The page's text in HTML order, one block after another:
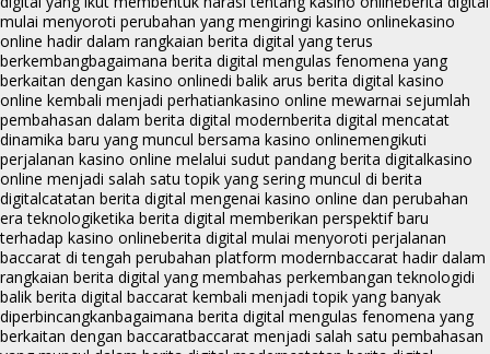
mulai menyoroti perubahan yang mengiringi kasino onlinekasino
online hadir dalam rangkaian berita digital yang terus
berkembangbagaimana berita digital mengulas fenomena yang
berkaitan dengan kasino onlinedi balik arus berita digital kasino
online kembali menjadi perhatiankasino online mewarnai sejumlah
pembahasan dalam berita digital modernberita digital mencatat
dinamika baru yang muncul bersama kasino onlinemengikuti
perjalanan kasino online melalui sudut pandang berita digitalkasino
online menjadi salah satu topik yang sering muncul di berita
digitalcatatan berita digital mengenai kasino online dan perubahan
era teknologiketika berita digital memberikan perspektif baru
terhadap kasino onlineberita digital mulai menyoroti perjalanan
baccarat di tengah perubahan platform modernbaccarat hadir dalam
rangkaian berita digital yang membahas perkembangan teknologidi
balik berita digital baccarat kembali menjadi topik yang banyak
diperbincangkanbagaimana berita digital mengulas fenomena yang
berkaitan dengan baccaratbaccarat menjadi salah satu pembahasan